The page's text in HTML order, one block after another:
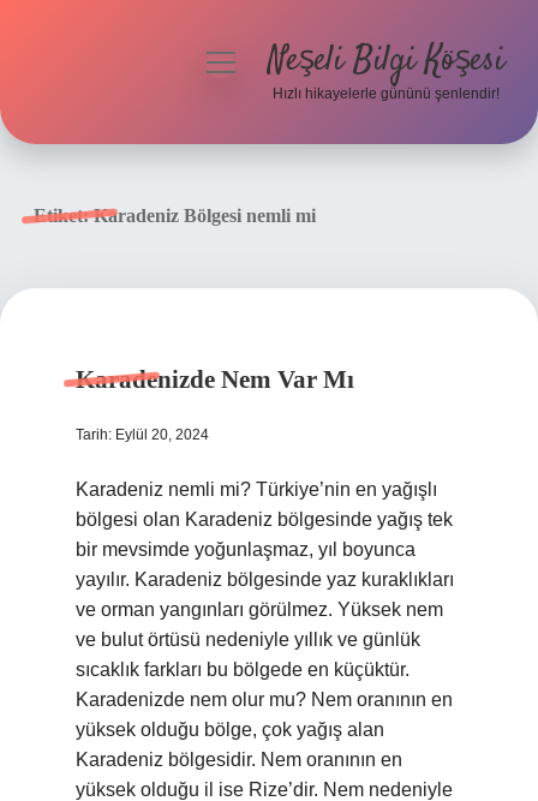
menüyüNeşeli Bilgi Köşesi
Hızlı hikayelerle gününü şenlendir!
Etiket:Karadeniz Bölgesi nemli mi
Karadenizde Nem Var Mı
Tarih: Eylül 20, 2024
Karadeniz nemli mi? Türkiye’nin en yağışlı
bölgesi olan Karadeniz bölgesinde yağış tek
bir mevsimde yoğunlaşmaz, yıl boyunca
yayılır. Karadeniz bölgesinde yaz kuraklıkları
ve orman yangınları görülmez. Yüksek nem
ve bulut örtüsü nedeniyle yıllık ve günlük
sıcaklık farkları bu bölgede en küçüktür.
Karadenizde nem olur mu? Nem oranının en
yüksek olduğu bölge, çok yağış alan
Karadeniz bölgesidir. Nem oranının en
yüksek olduğu il ise Rize’dir. Nem nedeniyle